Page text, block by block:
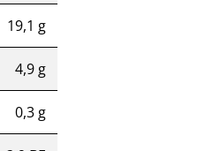
19,1 g
4,9 g
0,3 g